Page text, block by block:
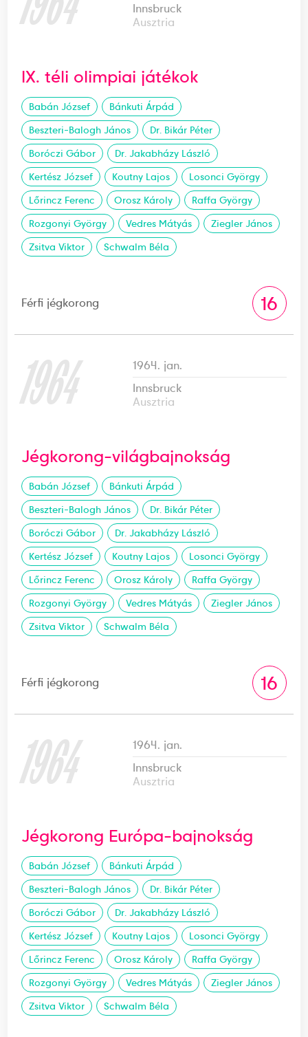
Innsbruck
Ausztria
IX. téli olimpiai játékok
Babán József
Bánkuti Árpád
Beszteri-Balogh János
Dr. Bikár Péter
Boróczi Gábor
Dr. Jakabházy László
Kertész József
Koutny Lajos
Losonci György
Lőrincz Ferenc
Orosz Károly
Raffa György
Rozgonyi György
Vedres Mátyás
Ziegler János
Zsitva Viktor
Schwalm Béla
Férfi jégkorong 16
1964
1964. jan.
Innsbruck
Ausztria
Jégkorong-világbajnokság
Babán József
Bánkuti Árpád
Beszteri-Balogh János
Dr. Bikár Péter
Boróczi Gábor
Dr. Jakabházy László
Kertész József
Koutny Lajos
Losonci György
Lőrincz Ferenc
Orosz Károly
Raffa György
Rozgonyi György
Vedres Mátyás
Ziegler János
Zsitva Viktor
Schwalm Béla
Férfi jégkorong 16
1964
1964. jan.
Innsbruck
Ausztria
Jégkorong Európa-bajnokság
Babán József
Bánkuti Árpád
Beszteri-Balogh János
Dr. Bikár Péter
Boróczi Gábor
Dr. Jakabházy László
Kertész József
Koutny Lajos
Losonci György
Lőrincz Ferenc
Orosz Károly
Raffa György
Rozgonyi György
Vedres Mátyás
Ziegler János
Zsitva Viktor
Schwalm Béla